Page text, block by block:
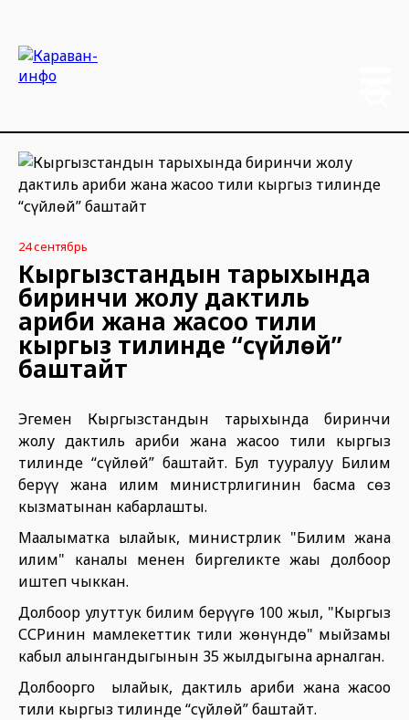
24 сентябрь
Кыргызстандын тарыхында
биринчи жолу дактиль
ариби жана жаңсоо тили
кыргыз тилинде “сүйлөй”
баштайт
Эгемен Кыргызстандын тарыхында биринчи
жолу дактиль ариби жана жаңсоо тили кыргыз
тилинде “сүйлөй” баштайт. Бул тууралуу Билим
берүү жана илим министрлигинин басма сөз
кызматынан кабарлашты.
Маалыматка ылайык, министрлик "Билим жана
илим" каналы менен биргеликте жаңы долбоор
иштеп чыккан.
Долбоор улуттук билим берүүгө 100 жыл, "Кыргыз
ССРинин мамлекеттик тили жөнүндө" мыйзамы
кабыл алынгандыгынын 35 жылдыгына арналган.
Долбоорго ылайык, дактиль ариби жана жаңсоо
тили кыргыз тилинде “сүйлөй” баштайт.